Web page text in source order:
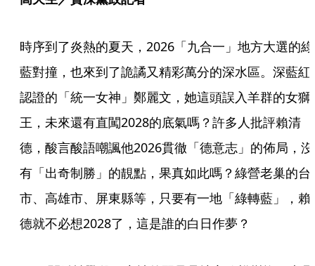
時序到了炎熱的夏天，2026「九合一」地方大選的綠
藍對撞，也來到了詭譎又精彩萬分的深水區。深藍紅
認證的「統一女神」鄭麗文，她這頭誤入羊群的女獅
王，未來還有直闖2028的底氣嗎？許多人批評賴清
德，酸言酸語嘲諷他2026貫徹「德意志」的佈局，沒
有「出奇制勝」的靚點，果真如此嗎？綠營老巢的台
市、高雄市、屏東縣等，只要有一地「綠轉藍」，賴
德就不必想2028了，這是誰的白日作夢？